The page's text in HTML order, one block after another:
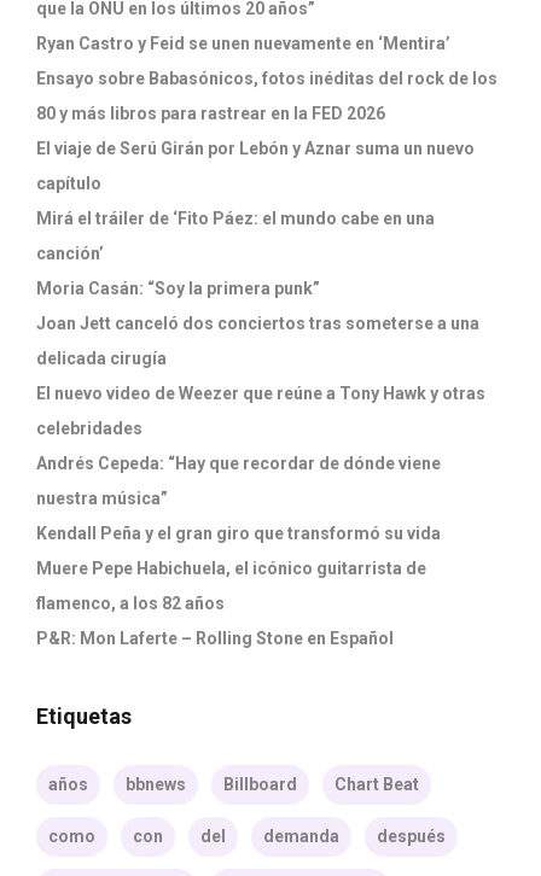
que la ONU en los últimos 20 años”
Ryan Castro y Feid se unen nuevamente en ‘Mentira’
Ensayo sobre Babasónicos, fotos inéditas del rock de los
80 y más libros para rastrear en la FED 2026
El viaje de Serú Girán por Lebón y Aznar suma un nuevo
capítulo
Mirá el tráiler de ‘Fito Páez: el mundo cabe en una
canción’
Moria Casán: “Soy la primera punk”
Joan Jett canceló dos conciertos tras someterse a una
delicada cirugía
El nuevo video de Weezer que reúne a Tony Hawk y otras
celebridades
Andrés Cepeda: “Hay que recordar de dónde viene
nuestra música”
Kendall Peña y el gran giro que transformó su vida
Muere Pepe Habichuela, el icónico guitarrista de
flamenco, a los 82 años
P&R: Mon Laferte – Rolling Stone en Español
Etiquetas
años bbnews Billboard Chart Beat
como con del demanda después